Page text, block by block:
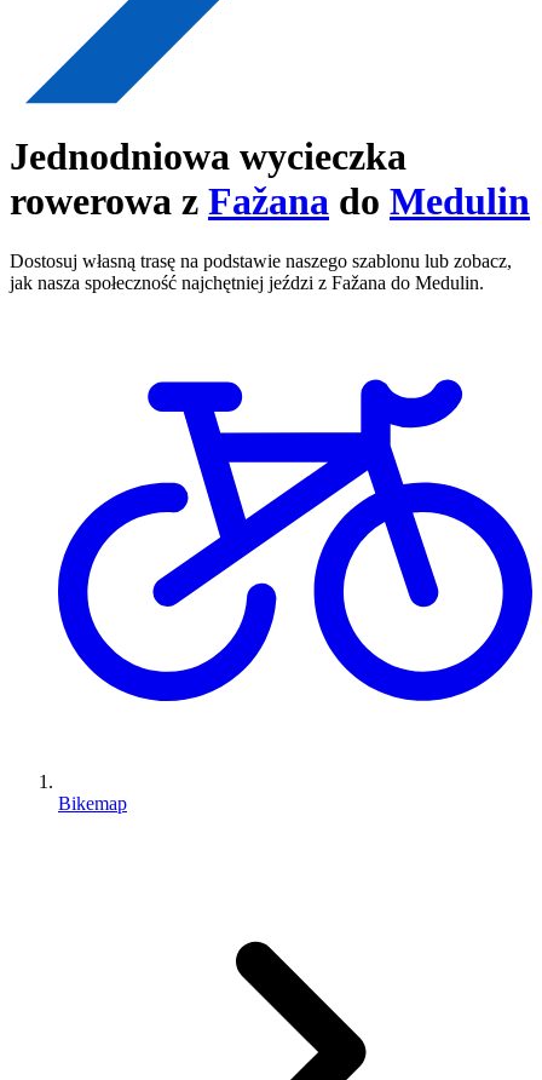
Jednodniowa wycieczka
rowerowa z Fažana do Medulin
Dostosuj własną trasę na podstawie naszego szablonu lub zobacz,
jak nasza społeczność najchętniej jeździ z Fažana do Medulin.
Bikemap